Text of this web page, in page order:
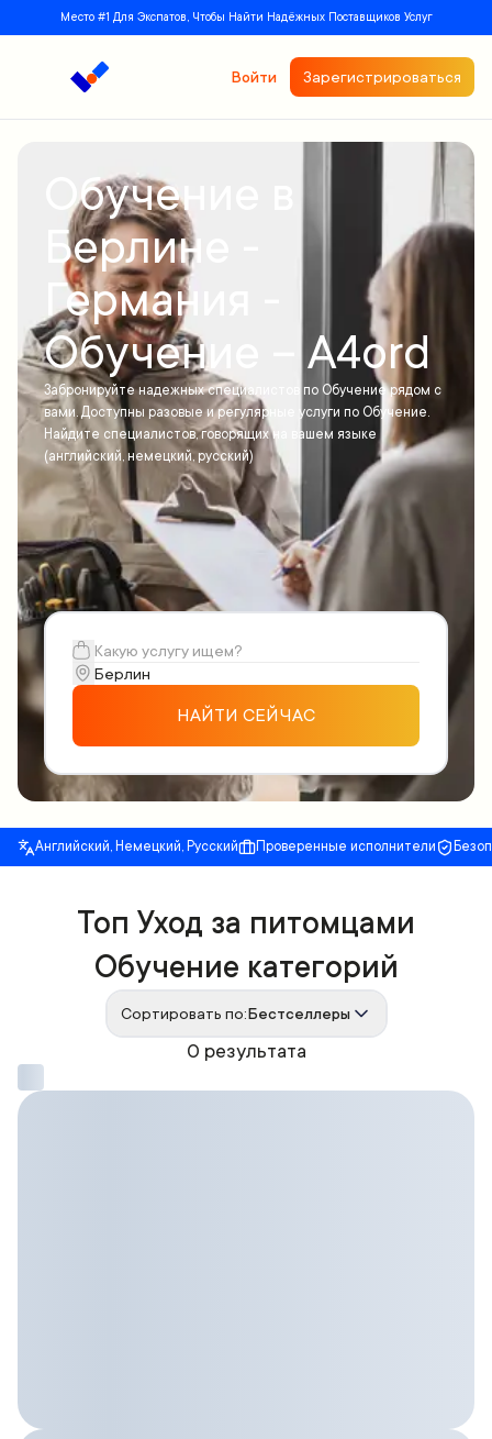
Место #1 Для Экспатов, Чтобы Найти Надёжных Поставщиков Услуг
Войти Зарегистрироваться
Обучение в
Берлине -
Германия -
Обучение – A4ord
Забронируйте надежных специалистов по Обучение рядом с
вами. Доступны разовые и регулярные услуги по Обучение.
Найдите специалистов, говорящих на вашем языке
(английский, немецкий, русский)
НАЙТИ СЕЙЧАС
Английский, Немецкий, Русский Проверенные исполнители
0 результата
Топ Уход за питомцами
Обучение категорий
Сортировать по:Бестселлеры